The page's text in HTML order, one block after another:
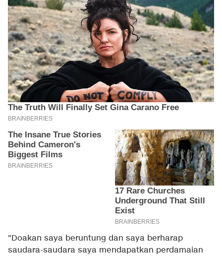
"Doakan saya beruntung dan saya berharap
saudara-saudara saya mendapatkan perdamaian